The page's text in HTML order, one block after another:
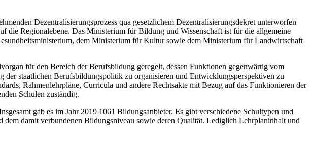
Dezentralisierungsprozess qua gesetzlichem Dezentralisierungsdekret unterworfen
die Regionalebene. Das Ministerium für Bildung und Wissenschaft ist für die allgemeine
dem Ministerium für Kultur sowie dem Ministerium für Landwirtschaft
für den Bereich der Berufsbildung geregelt, dessen Funktionen gegenwärtig vom
staatlichen Berufsbildungspolitik zu organisieren und Entwicklungsperspektiven zu
Rahmenlehrpläne, Curricula und andere Rechtsakte mit Bezug auf das Funktionieren der
Schulen zuständig.
gab es im Jahr 2019 1061 Bildungsanbieter. Es gibt verschiedene Schultypen und
damit verbundenen Bildungsniveau sowie deren Qualität. Lediglich Lehrplaninhalt und